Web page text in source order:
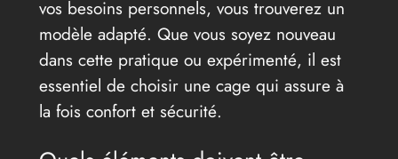
vos besoins personnels, vous trouverez un
modèle adapté. Que vous soyez nouveau
dans cette pratique ou expérimenté, il est
essentiel de choisir une cage qui assure à
la fois confort et sécurité.